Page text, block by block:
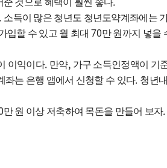
준 것으로 혜택이 훨씬 좋다
소득이 많은 청년도 청년도약계좌에는
입할 수 있고 월 최대 70만 원까지 넣을
이익이다. 만약, 가구 소득인정액이 기
좌는 은행 앱에서 신청할 수 있다. 청년
만 원 이상 저축하여 목돈을 만들어 보자.